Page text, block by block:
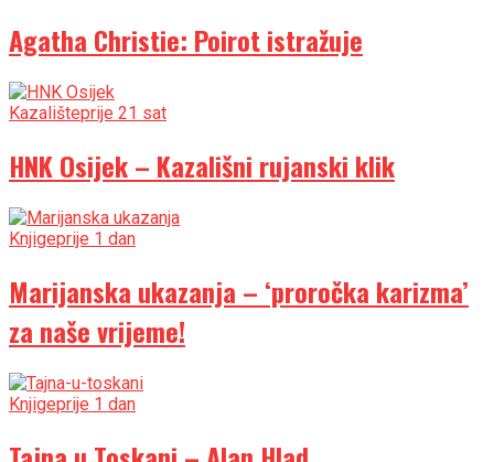
Agatha Christie: Poirot istražuje
Kazališteprije 21 sat
HNK Osijek – Kazališni rujanski klik
Knjigeprije 1 dan
Marijanska ukazanja – ‘proročka karizma’
za naše vrijeme!
Knjigeprije 1 dan